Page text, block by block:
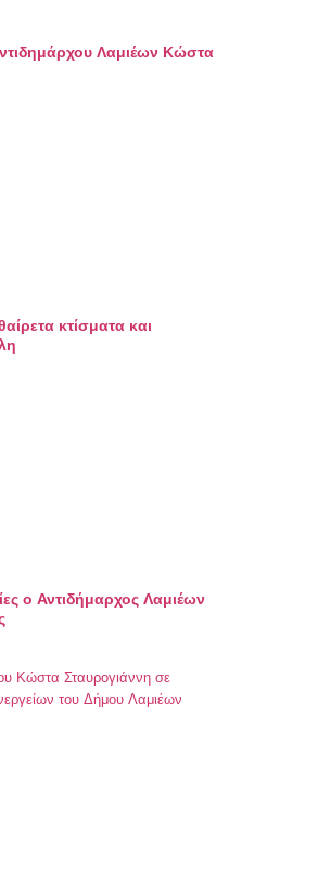
Λαμιέων Κώστα
κτίσματα και
ο Αντιδήμαρχος Λαμιέων
Κώστα Σταυρογιάννη σε
του Δήμου Λαμιέων